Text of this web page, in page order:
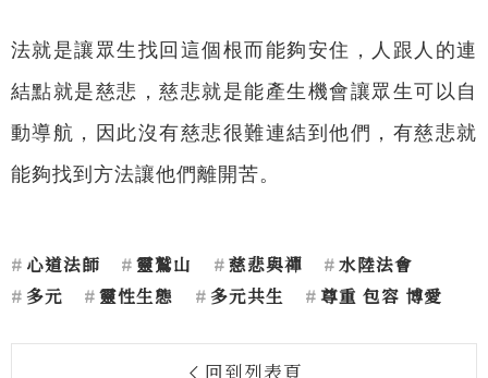
法就是讓眾生找回這個根而能夠安住，人跟人的連
結點就是慈悲，慈悲就是能產生機會讓眾生可以自
動導航，因此沒有慈悲很難連結到他們，有慈悲就
能夠找到方法讓他們離開苦。
心道法師 靈鷲山 慈悲與禪
水陸法會
多元
靈性生態 多元共生 尊重 包容 博愛
回到列表頁